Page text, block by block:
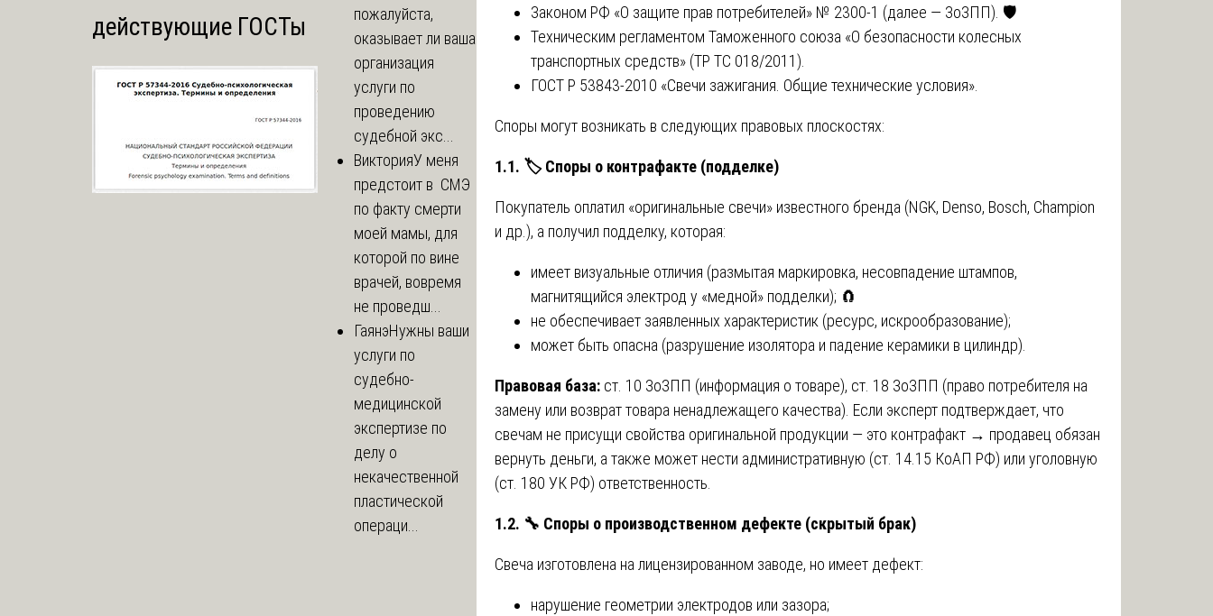
Законом РФ «О защите прав потребителей» № 2300-1 (далее — ЗоЗПП). 🛡️
Техническим регламентом Таможенного союза «О безопасности колесных
транспортных средств» (ТР ТС 018/2011).
ГОСТ Р 53843-2010 «Свечи зажигания. Общие технические условия».
Споры могут возникать в следующих правовых плоскостях:
1.1. 🏷 ️ Споры о контрафакте (подделке)
Покупатель оплатил «оригинальные свечи» известного бренда (NGK, Denso, Bosch, Champion
и др.), а получил подделку, которая:
имеет визуальные отличия (размытая маркировка, несовпадение штампов,
магнитящийся электрод у «медной» подделки); 🧲
не обеспечивает заявленных характеристик (ресурс, искрообразование);
может быть опасна (разрушение изолятора и падение керамики в цилиндр).
Правовая база: ст. 10 ЗоЗПП (информация о товаре), ст. 18 ЗоЗПП (право потребителя на
замену или возврат товара ненадлежащего качества). Если эксперт подтверждает, что
свечам не присущи свойства оригинальной продукции — это контрафакт → продавец обязан
вернуть деньги, а также может нести административную (ст. 14.15 КоАП РФ) или уголовную
(ст. 180 УК РФ) ответственность.
1.2. 🔧 Споры о производственном дефекте (скрытый брак)
Свеча изготовлена на лицензированном заводе, но имеет дефект:
нарушение геометрии электродов или зазора;
действующие ГОСТы
пожалуйста,
оказывает ли ваша
организация
услуги по
проведению
судебной экс...
ВикторияУ меня
предстоит в СМЭ
по факту смерти
моей мамы, для
которой по вине
врачей, вовремя
не проведш...
ГаянэНужны ваши
услуги по
судебно-
медицинской
экспертизе по
делу о
некачественной
пластической
операци...